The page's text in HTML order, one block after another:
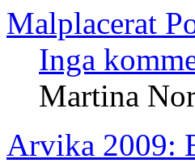
Malplacerat
Inga
Martina
Arvika 2009: